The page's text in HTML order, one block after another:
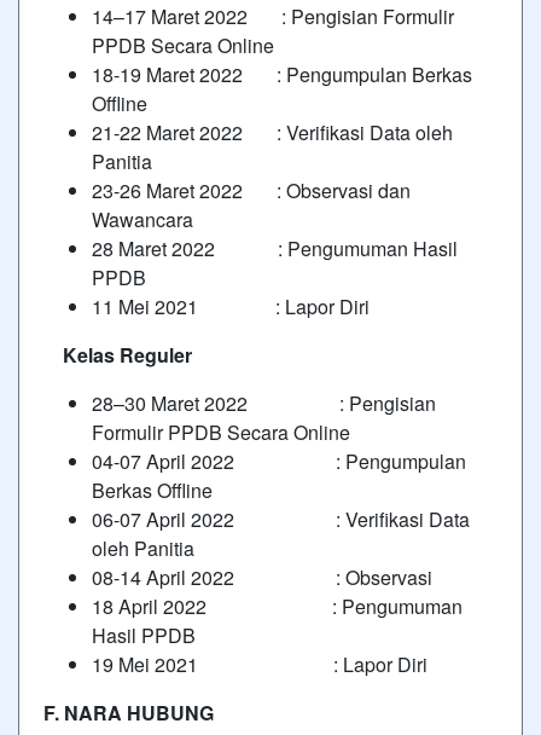
14–17 Maret 2022 : Pengisian Formulir
PPDB Secara Online
18-19 Maret 2022 : Pengumpulan Berkas
Offline
21-22 Maret 2022 : Verifikasi Data oleh
Panitia
23-26 Maret 2022 : Observasi dan
Wawancara
28 Maret 2022 : Pengumuman Hasil
PPDB
11 Mei 2021 : Lapor Diri
Kelas Reguler
28–30 Maret 2022 : Pengisian
Formulir PPDB Secara Online
04-07 April 2022 : Pengumpulan
Berkas Offline
06-07 April 2022 : Verifikasi Data
oleh Panitia
08-14 April 2022 : Observasi
18 April 2022 : Pengumuman
Hasil PPDB
19 Mei 2021 : Lapor Diri
F. NARA HUBUNG